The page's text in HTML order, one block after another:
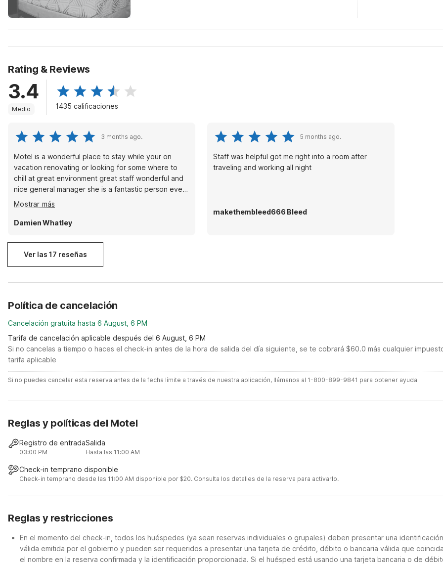
Rating & Reviews
3.4
Medio 1435 calificaciones
3 months ago.
Motel is a wonderful place to stay while your on
vacation renovating or looking for some where to
chill at great environment great staff wonderful and
nice general manager she is a fantastic person every
where she goes makes it feel like home looking
forward to staying here at this location its just good
vibes 👍🏽
Mostrar más
Damien Whatley
5 months ago.
Staff was helpful got me right into a room after
traveling and working all night
makethembleed666 Bleed
Ver las 17 reseñas
Política de cancelación
Cancelación gratuita hasta 6 August, 6 PM
Tarifa de cancelación aplicable después del 6 August, 6 PM
Si no cancelas a tiempo o haces el check-in antes de la hora de salida del día siguiente, se te cobrará $60.0 más cualquier
tarifa aplicable
Si no puedes cancelar esta reserva antes de la fecha límite a través de nuestra aplicación, llámanos al 1-800-899-9841 para obtener ayuda
Reglas y políticas del Motel
Registro de entrada
03:00 PM
Salida
Hasta las 11:00 AM
Check-in temprano disponible
Check-in temprano desde las 11:00 AM disponible por $20. Consulta los detalles de la reserva para activarlo.
Reglas y restricciones
En el momento del check-in, todos los huéspedes (ya sean reservas individuales o grupales) deben presentar una identificación
válida emitida por el gobierno y pueden ser requeridos a presentar una tarjeta de crédito, débito o bancaria válida que
el nombre en la reserva confirmada y la identificación proporcionada. Si el huésped está usando una tarjeta bancaria o de